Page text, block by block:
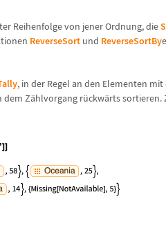
Reihenfolge von jener Ordnung, die
ReverseSort und ReverseSortBy
, in der Regel an den Elementen mit
dem Zählvorgang rückwärts sortieren.